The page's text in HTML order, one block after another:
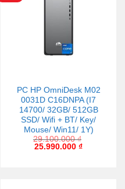
PC HP OmniDesk M02
0031D C16DNPA (I7
14700/ 32GB/ 512GB
SSD/ Wifi + BT/ Key/
Mouse/ Win11/ 1Y)
29.100.000₫
25.990.000 ₫